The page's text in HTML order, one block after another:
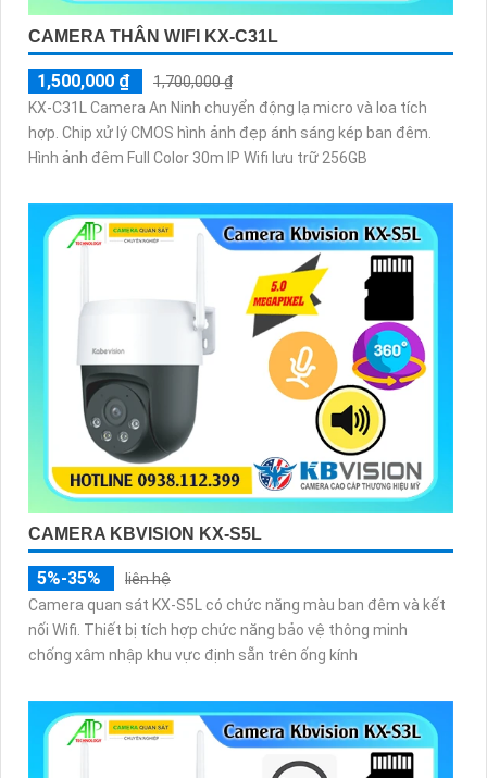
CAMERA THÂN WIFI KX-C31L
1,500,000 ₫
1,700,000 ₫
KX-C31L Camera An Ninh chuyển động lạ micro và loa tích
hợp. Chip xử lý CMOS hình ảnh đẹp ánh sáng kép ban đêm.
Hình ảnh đêm Full Color 30m IP Wifi lưu trữ 256GB
CAMERA KBVISION KX-S5L
5%-35%
liên hệ
Camera quan sát KX-S5L có chức năng màu ban đêm và kết
nối Wifi. Thiết bị tích hợp chức năng bảo vệ thông minh
chống xâm nhập khu vực định sẵn trên ống kính